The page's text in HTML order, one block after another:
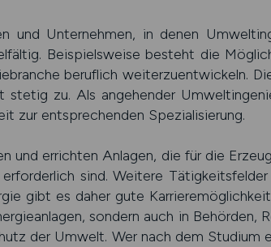
und Unter­nehmen, in denen
Bei­spiels­weise besteht die
beruf­lich weiter­zuent­wickeln.
stetig zu. Als ange­hender
zur ent­spre­chenden Speziali­sierung.
und errich­ten Anlagen, die für die
erfor­der­lich sind. Weitere
gibt es daher gute
sondern auch in Behörden,
der Umwelt. Wer nach dem Studium